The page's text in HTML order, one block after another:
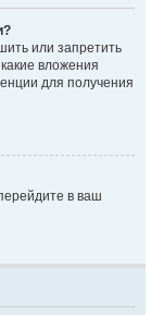
или запретить
вложения
для получения
в ваш